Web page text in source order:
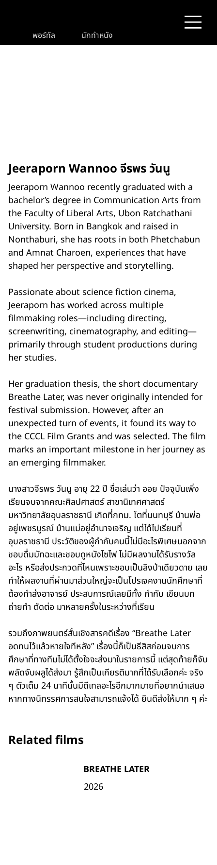
พอร์ทัล นักทำหนัง
Jeeraporn Wannoo จีรพร วันนู
Jeeraporn Wannoo recently graduated with a
bachelor’s degree in Communication Arts from
the Faculty of Liberal Arts, Ubon Ratchathani
University. Born in Bangkok and raised in
Nonthaburi, she has roots in both Phetchabun
and Amnat Charoen, experiences that have
shaped her perspective and storytelling.
Passionate about science fiction cinema,
Jeeraporn has worked across multiple
filmmaking roles—including directing,
screenwriting, cinematography, and editing—
primarily through student productions during
her studies.
Her graduation thesis, the short documentary
Breathe Later, was never originally intended for
festival submission. However, after an
unexpected turn of events, it found its way to
the CCCL Film Grants and was selected. The film
marks an important milestone in her journey as
an emerging filmmaker.
นางสาวจีรพร วันนู อายุ 22 ปี ชื่อเล่นว่า ออย ปัจจุบันเพิ่ง
เรียนจบจากคณะศิลปศาสตร์ สาขานิเทศศาสตร์
มหาวิทยาลัยอุบลราชธานี เกิดที่กทม. โตที่นนทบุรี บ้านพ่อ
อยู่เพชรบูรณ์ บ้านแม่อยู่อำนาจเจริญ แต่ได้ไปเรียนที่
อุบลราชธานี ประวัติของผู้กำกับคนนี้ไม่มีอะไรพิเศษนอกจาก
ชอบดื่มมัทฉะและชอบดูหนังไซไฟ ไม่มีผลงานได้รับรางวัล
อะไร หรือส่งประกวดที่ไหนเพราะชอบเป็นลิงป่าเดียวดาย เลย
ทำให้ผลงานที่ผ่านมาส่วนใหญ่จะเป็นโปรเจคงานนักศึกษาที่
ต้องทำส่งอาจารย์ ประสบการณ์เลยมีทั้ง กำกับ เขียนบท
ถ่ายทำ ตัดต่อ มาหลายครั้งในระหว่างที่เรียน
รวมถึงภาพยนตร์สั้นเชิงสารคดีเรื่อง “Breathe Later
อดทนไว้แล้วหายใจทีหลัง” เรื่องนี้ก็เป็นธีสิสก่อนจบการ
ศึกษาที่ทางทีมไม่ได้ตั้งใจจะส่งมาในรายการนี้ แต่สุดท้ายก็จับ
พลัดจับผลูได้ส่งมา รู้สึกเป็นเกียรติมากที่ได้รับเลือกค่ะ จริง
ๆ ตัวเต็ม 24 นาทีนั้นมีดีเทลอะไรอีกมากมายที่อยากนำเสนอ
หากทางนิทรรศการสนใจสามารถแจ้งได้ ยินดีส่งให้มาก ๆ ค่ะ
Related films
BREATHE LATER
2026